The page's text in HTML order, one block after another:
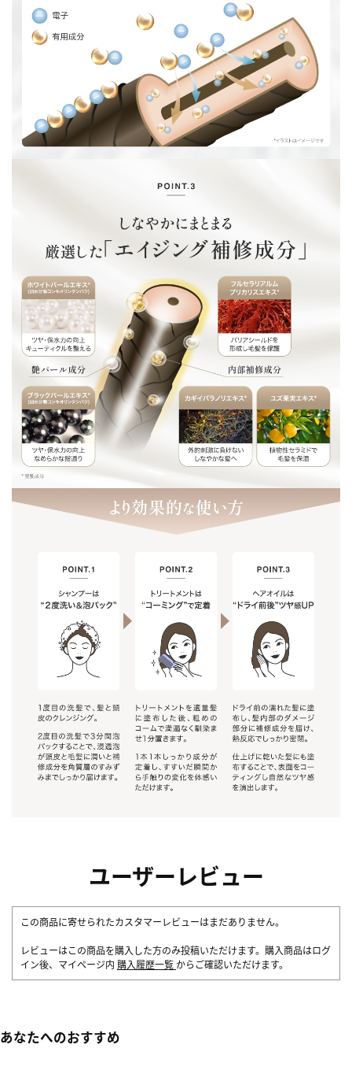
ユーザーレビュー
この商品に寄せられたカスタマーレビューはまだありません。
レビューはこの商品を購入した方のみ投稿いただけます。購入商品はログ
イン後、マイページ内 購入履歴一覧 からご確認いただけます。
あなたへのおすすめ